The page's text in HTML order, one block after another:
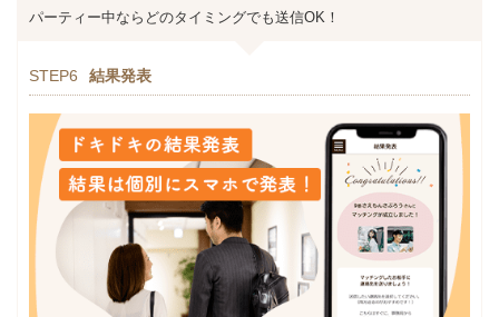
パーティー中ならどのタイミングでも送信OK！
STEP6 結果発表